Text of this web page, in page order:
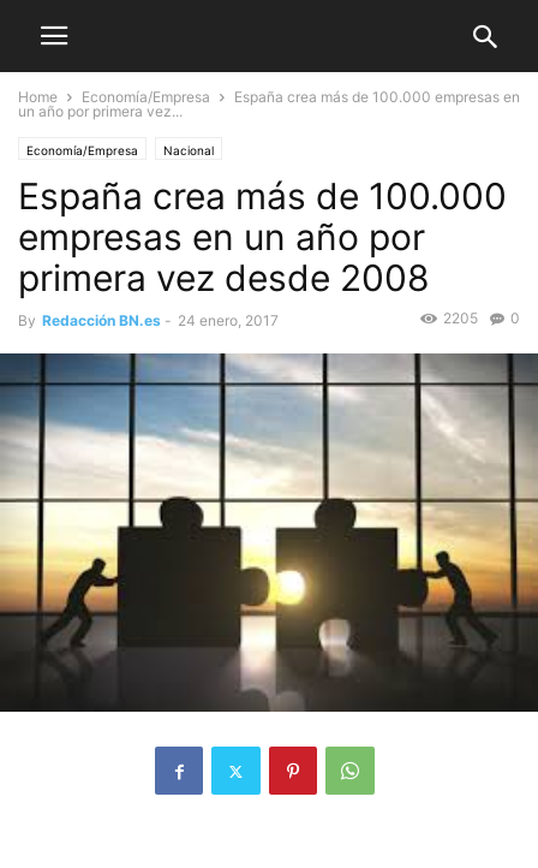
Home Economía/Empresa
España crea más de 100.000 empresas en
un año por primera vez...
Economía/Empresa Nacional
España crea más de 100.000
empresas en un año por
primera vez desde 2008
By Redacción BN.es - 24 enero, 2017 0
2205